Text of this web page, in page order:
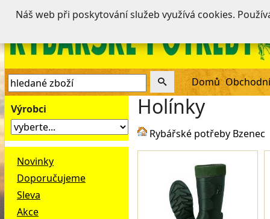
Domů
Výrobci
Novinky
Doporučujeme
Sleva
Akce
Holínky
Rybářské potřeby Bzenec
Náš web při poskytování služeb využívá cookies.